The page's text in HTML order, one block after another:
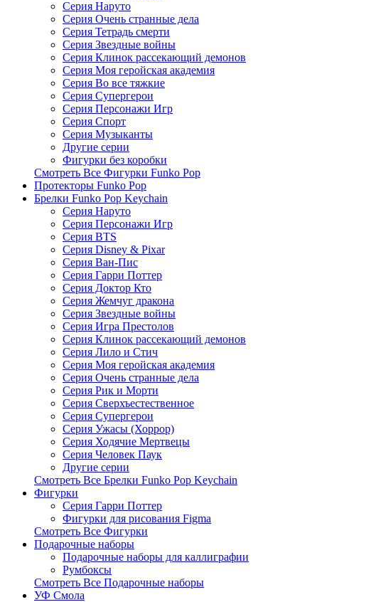
Серия Наруто
Серия Очень странные дела
Серия Тетрадь смерти
Серия Звездные войны
Серия Клинок рассекающий демонов
Серия Моя геройская академия
Серия Во все тяжкие
Серия Супергерои
Серия Персонажи Игр
Серия Спорт
Серия Музыканты
Другие серии
Фигурки без коробки
Смотреть Все Фигурки Funko Pop
Протекторы Funko Pop
Брелки Funko Pop Keychain
Серия Наруто
Серия Персонажи Игр
Серия BTS
Серия Disney & Pixar
Серия Ван-Пис
Серия Гарри Поттер
Серия Доктор Кто
Серия Жемчуг дракона
Серия Звездные войны
Серия Игра Престолов
Серия Клинок рассекающий демонов
Серия Лило и Стич
Серия Моя геройская академия
Серия Очень странные дела
Серия Рик и Морти
Серия Сверхъестественное
Серия Супергерои
Серия Ужасы (Хоррор)
Серия Ходячие Мертвецы
Серия Человек Паук
Другие серии
Смотреть Все Брелки Funko Pop Keychain
Фигурки
Серия Гарри Поттер
Фигурки для рисования Figma
Смотреть Все Фигурки
Подарочные наборы
Подарочные наборы для каллиграфии
Румбоксы
Смотреть Все Подарочные наборы
УФ Смола